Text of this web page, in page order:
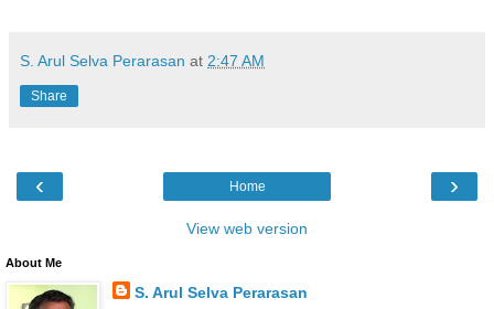
S. Arul Selva Perarasan at 2:47 AM
Share
‹ ›
Home
View web version
About Me
S. Arul Selva Perarasan